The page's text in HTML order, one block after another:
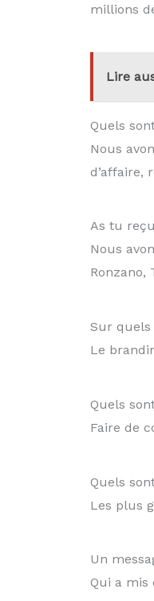
millions
Lire
Quels
Nous
d’affaire,
As tu
Nous
Sur quels
Le
Quels
Faire de
Quels
Les plus
Un
Qui a mis